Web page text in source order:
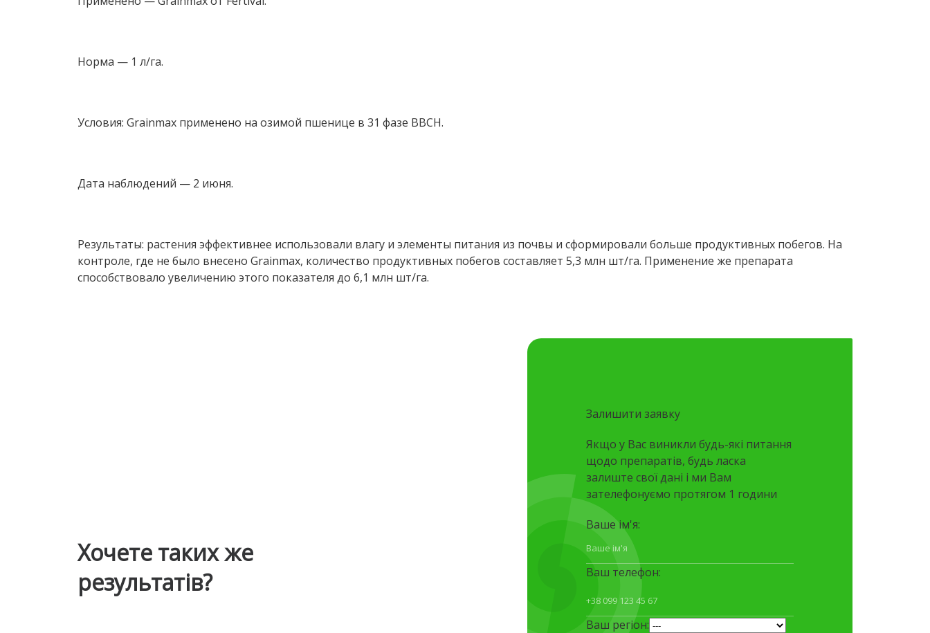
Норма — 1 л/га.
Условия: Grainmax применено на озимой пшенице в 31 фазе ВВСН.
Дата наблюдений — 2 июня.
Результаты: растения эффективнее использовали влагу и элементы питания из почвы и сформировали больше продуктивных побегов. На
контроле, где не было внесено Grainmax, количество продуктивных побегов составляет 5,3 млн шт/га. Применение же препарата
способствовало увеличению этого показателя до 6,1 млн шт/га.
Хочете таких же
результатів?
Залишити заявку
Якщо у Вас виникли будь-які питання
щодо препаратів, будь ласка
залиште свої дані і ми Вам
зателефонуємо протягом 1 години
Ваше ім'я:
Ваш телефон:
Ваш регіон: